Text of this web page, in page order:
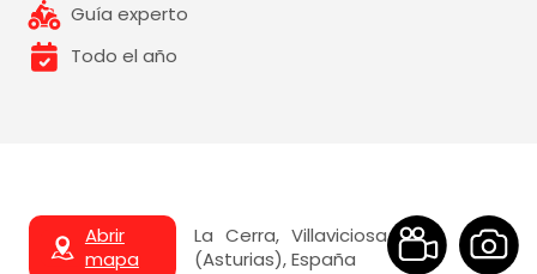
Guía experto
Todo el año
Abrir
mapa
La Cerra, Villaviciosa
(Asturias), España